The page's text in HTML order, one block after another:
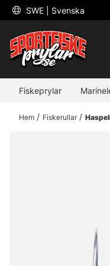
SWE | Svenska
Fiskeprylar
Hem Fiskerullar